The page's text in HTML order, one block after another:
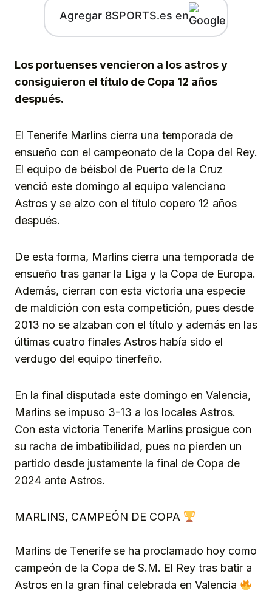
Agregar 8SPORTS.es en
Los portuenses vencieron a los astros y
consiguieron el título de Copa 12 años
después.
El Tenerife Marlins cierra una temporada de
ensueño con el campeonato de la Copa del Rey.
El equipo de béisbol de Puerto de la Cruz
venció este domingo al equipo valenciano
Astros y se alzo con el título copero 12 años
después.
De esta forma, Marlins cierra una temporada de
ensueño tras ganar la Liga y la Copa de Europa.
Además, cierran con esta victoria una especie
de maldición con esta competición, pues desde
2013 no se alzaban con el título y además en las
últimas cuatro finales Astros había sido el
verdugo del equipo tinerfeño.
En la final disputada este domingo en Valencia,
Marlins se impuso 3-13 a los locales Astros.
Con esta victoria Tenerife Marlins prosigue con
su racha de imbatibilidad, pues no pierden un
partido desde justamente la final de Copa de
2024 ante Astros.
MARLINS, CAMPEÓN DE COPA
Marlins de Tenerife se ha proclamado hoy como
campeón de la Copa de S.M. El Rey tras batir a
Astros en la gran final celebrada en Valencia